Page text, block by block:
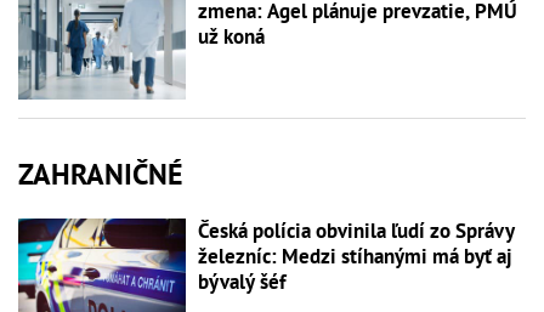
zmena: Agel plánuje prevzatie, PMÚ
už koná
ZAHRANIČNÉ
Česká polícia obvinila ľudí zo Správy
železníc: Medzi stíhanými má byť aj
bývalý šéf